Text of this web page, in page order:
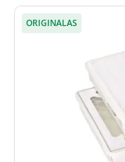
ORIGINALAS